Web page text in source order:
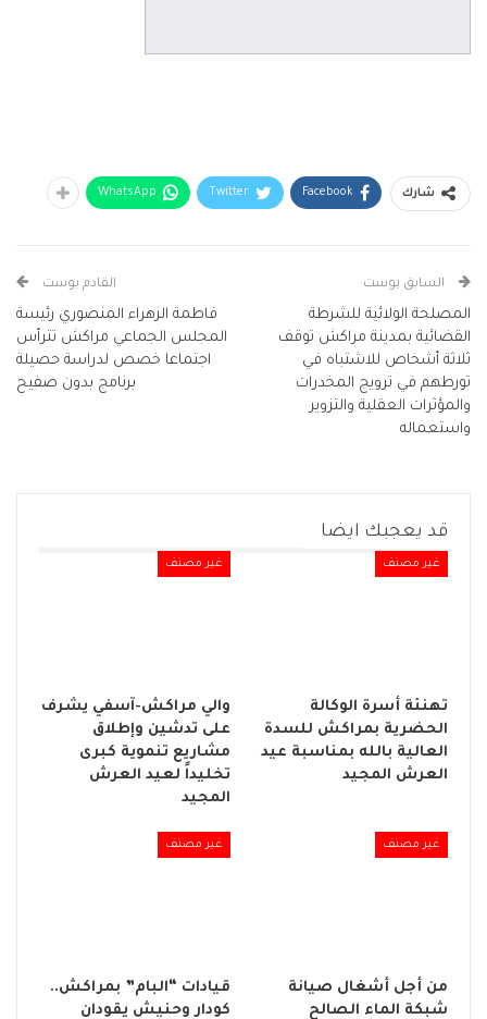
شارك Facebook
Twitter
WhatsApp
السابق بوست
المصلحة الولائية للشرطة
القضائية بمدينة مراكش توقف
ثلاثة أشخاص للاشتباه في
تورطهم في ترويج المخدرات
والمؤثرات العقلية والتزوير
واستعماله
القادم بوست
فاطمة الزهراء المنصوري رئيسة
المجلس الجماعي مراكش تترأس
اجتماعا خصص لدراسة حصيلة
برنامج بدون صفيح
قد يعجبك ايضا
غير مصنف
تهنئة أسرة الوكالة
الحضرية بمراكش للسدة
العالية بالله بمناسبة عيد
العرش المجيد
غير مصنف
والي مراكش-آسفي يشرف
على تدشين وإطلاق
مشاريع تنموية كبرى
تخليداً لعيد العرش
المجيد
غير مصنف
من أجل أشغال صيانة
شبكة الماء الصالح
غير مصنف
قيادات “البام” بمراكش..
كودار وحنيش يقودان